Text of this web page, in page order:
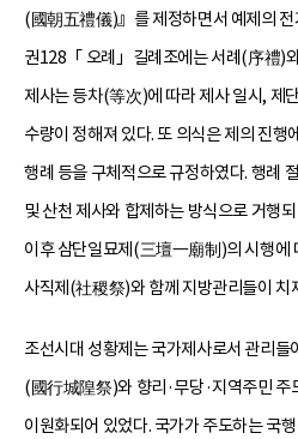
(國朝五禮儀)』를 제정하면서 예제의 전
권128「 오례」길례조에는 서례(序禮)
제사는 등차(等次)에 따라 제사 일시, 제
수량이 정해져 있다. 또 의식은 제의 진행
행례 등을 구체적으로 규정하였다. 행례
및 산천 제사와 합제하는 방식으로 거행
이후 삼단일묘제(三壇一廟制)의 시행에
사직제(社稷祭)와 함께 지방관리들이 치
조선시대 성황제는 국가제사로서 관리들
(國行城隍祭)와 향리·무당·지역주민
이원화되어 있었다. 국가가 주도하는 국